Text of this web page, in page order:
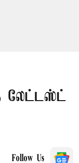
லேட்டஸ்ட்
Follow Us